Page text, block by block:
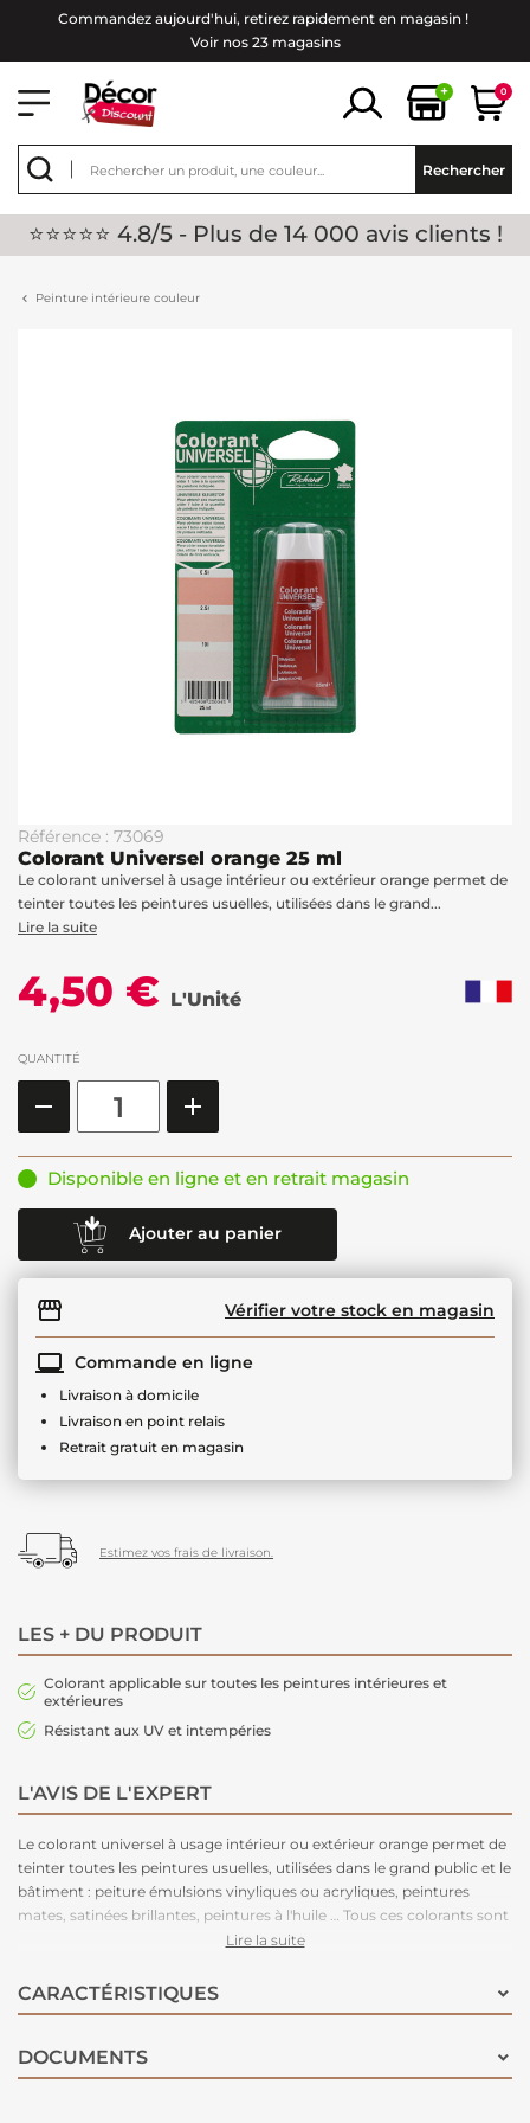
Commandez aujourd'hui, retirez rapidement en magasin !
Voir nos 23 magasins
+ 0
Rechercher
⭐⭐⭐⭐⭐ 4.8/5 - Plus de 14 000 avis clients !
Peinture intérieure couleur
Référence : 73069
Colorant Universel orange 25 ml
Le colorant universel à usage intérieur ou extérieur orange permet de
teinter toutes les peintures usuelles, utilisées dans le grand...
Lire la suite
4,50 € L'Unité
QUANTITÉ
Disponible en ligne et en retrait magasin
Ajouter au panier
Vérifier votre stock en magasin
Commande en ligne
Livraison à domicile
Livraison en point relais
Retrait gratuit en magasin
Estimez vos frais de livraison.
LES + DU PRODUIT
Colorant applicable sur toutes les peintures intérieures et
extérieures
Résistant aux UV et intempéries
L'AVIS DE L'EXPERT
Le colorant universel à usage intérieur ou extérieur orange permet de
teinter toutes les peintures usuelles, utilisées dans le grand public et le
bâtiment : peiture émulsions vinyliques ou acryliques, peintures
mates, satinées brillantes, peintures à l'huile … Tous ces colorants sont
solides à la lumière et aux intempéries. Seules les couleurs jaune,
lorsqu'elles sont utilisées dans les teintes pastel.
Lire la suite
CARACTÉRISTIQUES
DOCUMENTS